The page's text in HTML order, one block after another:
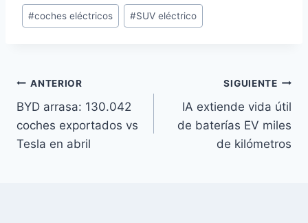
entrada:
#coches eléctricos #SUV eléctrico
Navegación
de
entradas
ANTERIOR
BYD arrasa: 130.042
coches exportados vs
Tesla en abril
SIGUIENTE
IA extiende vida útil
de baterías EV miles
de kilómetros